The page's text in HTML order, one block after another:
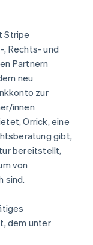
Stripe
Rechts- und
Partnern
neu
zur
innen
Orrick, eine
gibt,
bereitstellt,
von
sind.
dem unter